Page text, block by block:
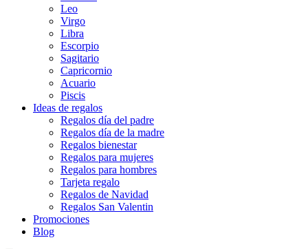
Leo
Virgo
Libra
Escorpio
Sagitario
Capricornio
Acuario
Piscis
Ideas de regalos
Regalos día del padre
Regalos día de la madre
Regalos bienestar
Regalos para mujeres
Regalos para hombres
Tarjeta regalo
Regalos de Navidad
Regalos San Valentin
Promociones
Blog